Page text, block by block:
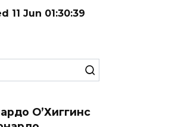
11 Jun 01:30:39
О’Хиггинс